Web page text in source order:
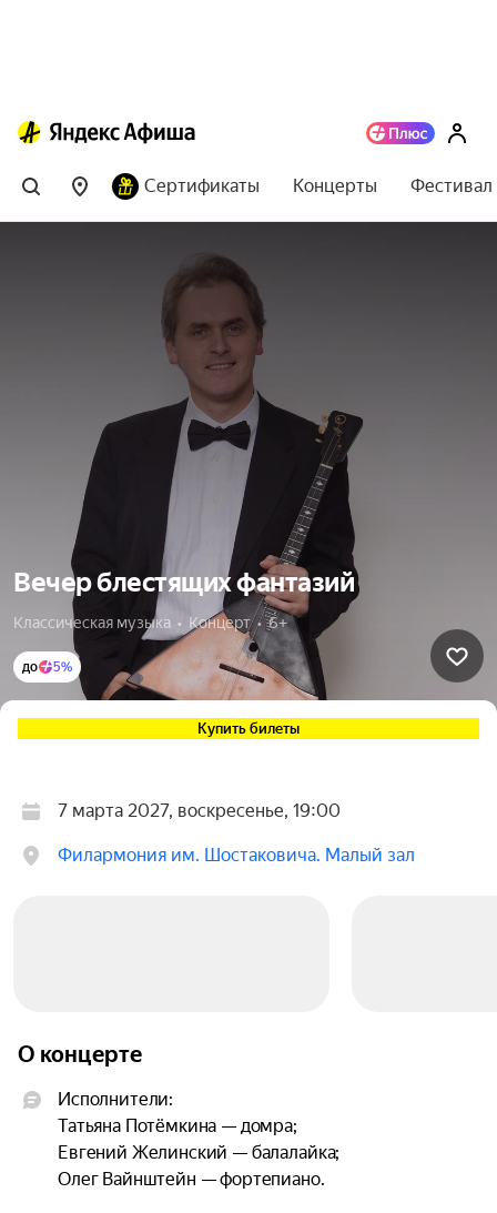
Сертификаты Концерты
Вечер блестящих фантазий
Классическая музыка  •  Концерт  •  6+
до 5%
Купить билеты
7 марта 2027, воскресенье, 19:00
Филармония им. Шостаковича. Малый зал
О концерте
Исполнители:
Татьяна Потёмкина — домра;
Евгений Желинский — балалайка;
Олег Вайнштейн — фортепиано.